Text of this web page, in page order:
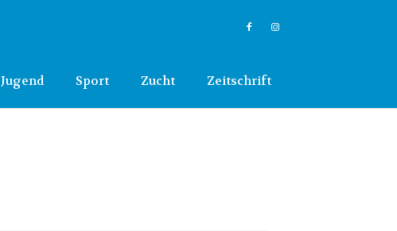
Jugend Sport Zucht Zeitschrift